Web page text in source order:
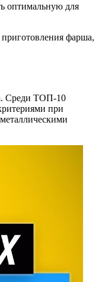
оптимальную для
фарша,
Среди ТОП-10
при